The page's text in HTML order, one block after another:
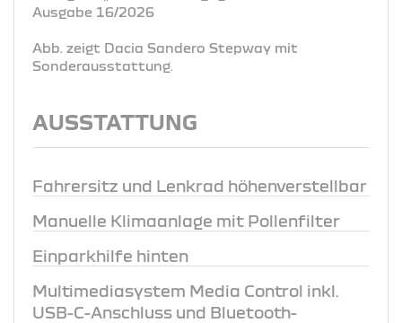
Ausgabe 16/2026
Abb. zeigt Dacia Sandero Stepway mit
Sonderausstattung.
AUSSTATTUNG
Fahrersitz und Lenkrad höhenverstellbar
Manuelle Klimaanlage mit Pollenfilter
Einparkhilfe hinten
Multimediasystem Media Control inkl.
USB-C-Anschluss und Bluetooth-